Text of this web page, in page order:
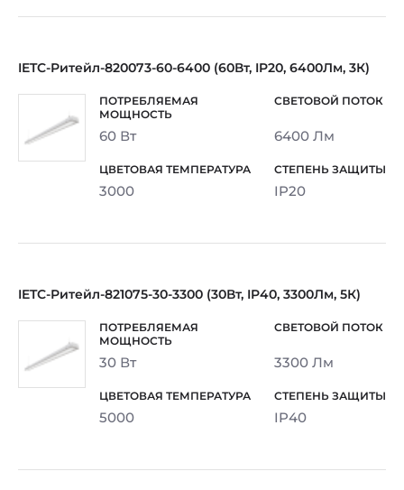
IETC-Ритейл-820073-60-6400 (60Вт, IP20, 6400Лм, 3К)
60 Вт 6400 Лм
3000 IP20
IETC-Ритейл-821075-30-3300 (30Вт, IP40, 3300Лм, 5К)
30 Вт 3300 Лм
5000 IP40